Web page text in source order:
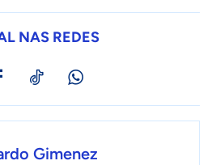
NAS REDES
Gimenez